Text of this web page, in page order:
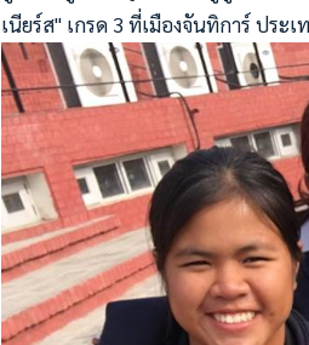
เนียร์ส" เกรด 3 ที่เมืองจันทิการ์ ประ